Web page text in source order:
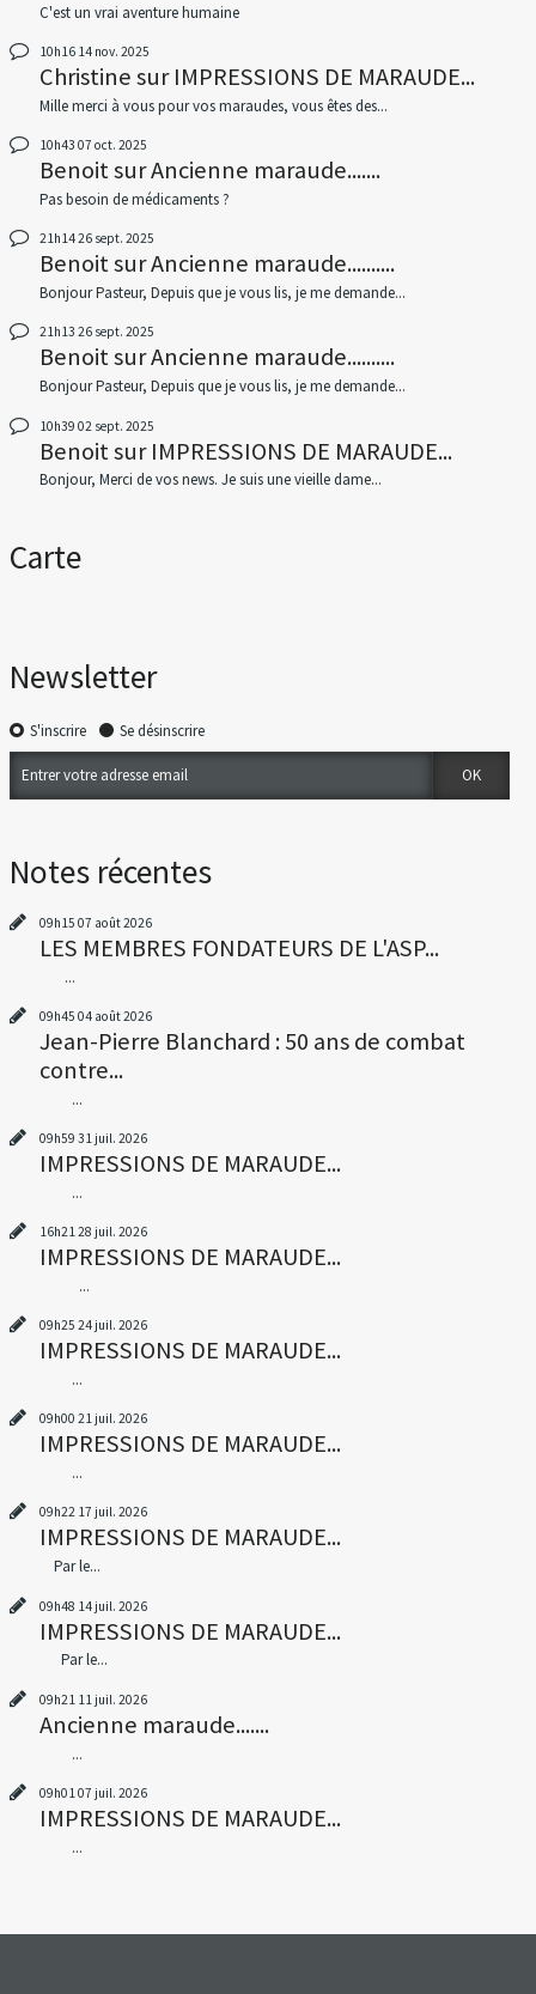
C'est un vrai aventure humaine
10h16 14 nov. 2025
ChristinesurIMPRESSIONS DE MARAUDE...
Mille merci à vous pour vos maraudes, vous êtes des...
10h43 07 oct. 2025
BenoitsurAncienne maraude.......
Pas besoin de médicaments ?
21h1426 sept. 2025
BenoitsurAncienne maraude..........
Bonjour Pasteur, Depuis que je vous lis, je me demande...
21h13 26 sept. 2025
BenoitsurAncienne maraude..........
Bonjour Pasteur, Depuis que je vous lis, je me demande...
10h39 02 sept. 2025
BenoitsurIMPRESSIONS DE MARAUDE...
Bonjour, Merci de vos news. Je suis une vieille dame...
Carte
Newsletter
S'inscrire Se désinscrire
Notes récentes
09h15 07 août 2026
LES MEMBRES FONDATEURS DE L'ASP...
...
09h45 04 août 2026
Jean-Pierre Blanchard : 50 ans de combat
contre...
...
09h59 31 juil. 2026
IMPRESSIONS DE MARAUDE...
...
16h2128 juil. 2026
IMPRESSIONS DE MARAUDE...
...
09h25 24 juil. 2026
IMPRESSIONS DE MARAUDE...
...
09h00 21 juil. 2026
IMPRESSIONS DE MARAUDE...
...
09h22 17 juil. 2026
IMPRESSIONS DE MARAUDE...
Par le...
09h48 14 juil. 2026
IMPRESSIONS DE MARAUDE...
Par le...
09h21 11 juil. 2026
Ancienne maraude.......
...
09h01 07 juil. 2026
IMPRESSIONS DE MARAUDE...
...